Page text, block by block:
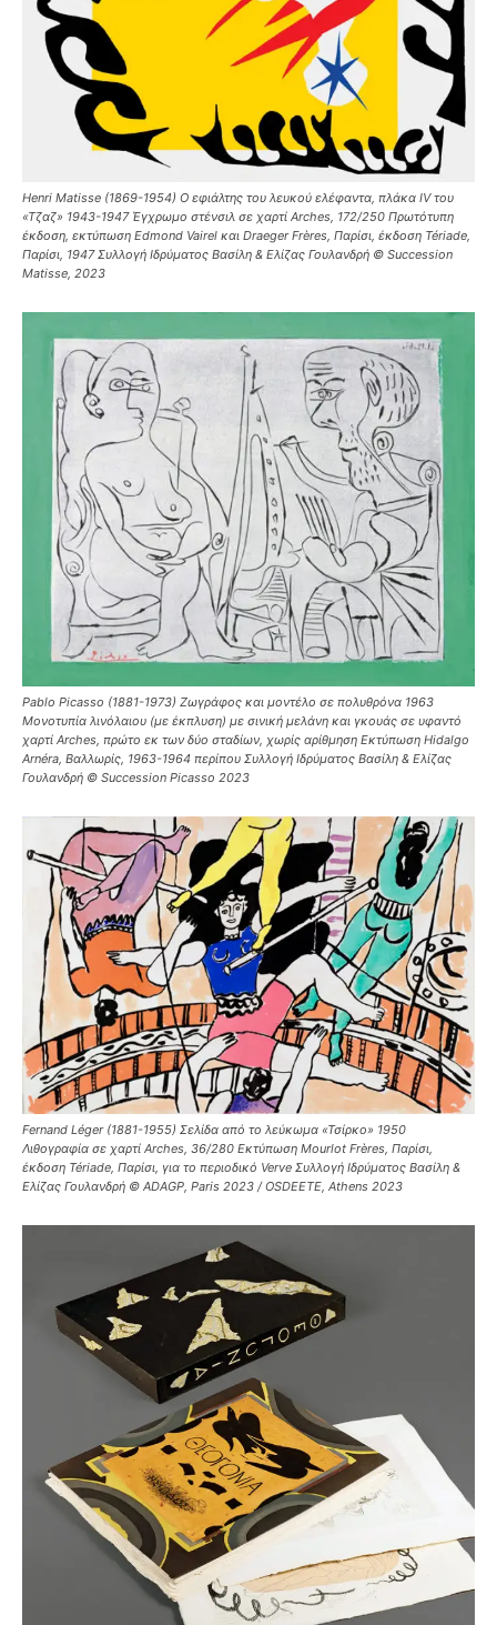
Henri Matisse (1869-1954) Ο εφιάλτης του λευκού ελέφαντα, πλάκα IV του
«Τζαζ» 1943-1947 Έγχρωμο στένσιλ σε χαρτί Arches, 172/250 Πρωτότυπη
έκδοση, εκτύπωση Edmond Vairel και Draeger Frères, Παρίσι, έκδοση Tériade,
Παρίσι, 1947 Συλλογή Ιδρύματος Βασίλη & Ελίζας Γουλανδρή © Succession
Matisse, 2023
Pablo Picasso (1881-1973) Ζωγράφος και μοντέλο σε πολυθρόνα 1963
Μονοτυπία λινόλαιου (με έκπλυση) με σινική μελάνη και γκουάς σε υφαντό
χαρτί Arches, πρώτο εκ των δύο σταδίων, χωρίς αρίθμηση Εκτύπωση Hidalgo
Arnéra, Βαλλωρίς, 1963-1964 περίπου Συλλογή Ιδρύματος Βασίλη & Ελίζας
Γουλανδρή © Succession Picasso 2023
Fernand Léger (1881-1955) Σελίδα από το λεύκωμα «Τσίρκο» 1950
Λιθογραφία σε χαρτί Arches, 36/280 Εκτύπωση Mourlot Frères, Παρίσι,
έκδοση Tériade, Παρίσι, για το περιοδικό Verve Συλλογή Ιδρύματος Βασίλη &
Ελίζας Γουλανδρή © ADAGP, Paris 2023 / OSDEETE, Athens 2023